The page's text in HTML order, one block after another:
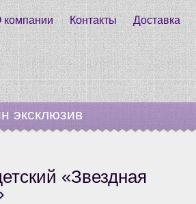
компании Контакты Доставка
эксклюзив
«Звездная